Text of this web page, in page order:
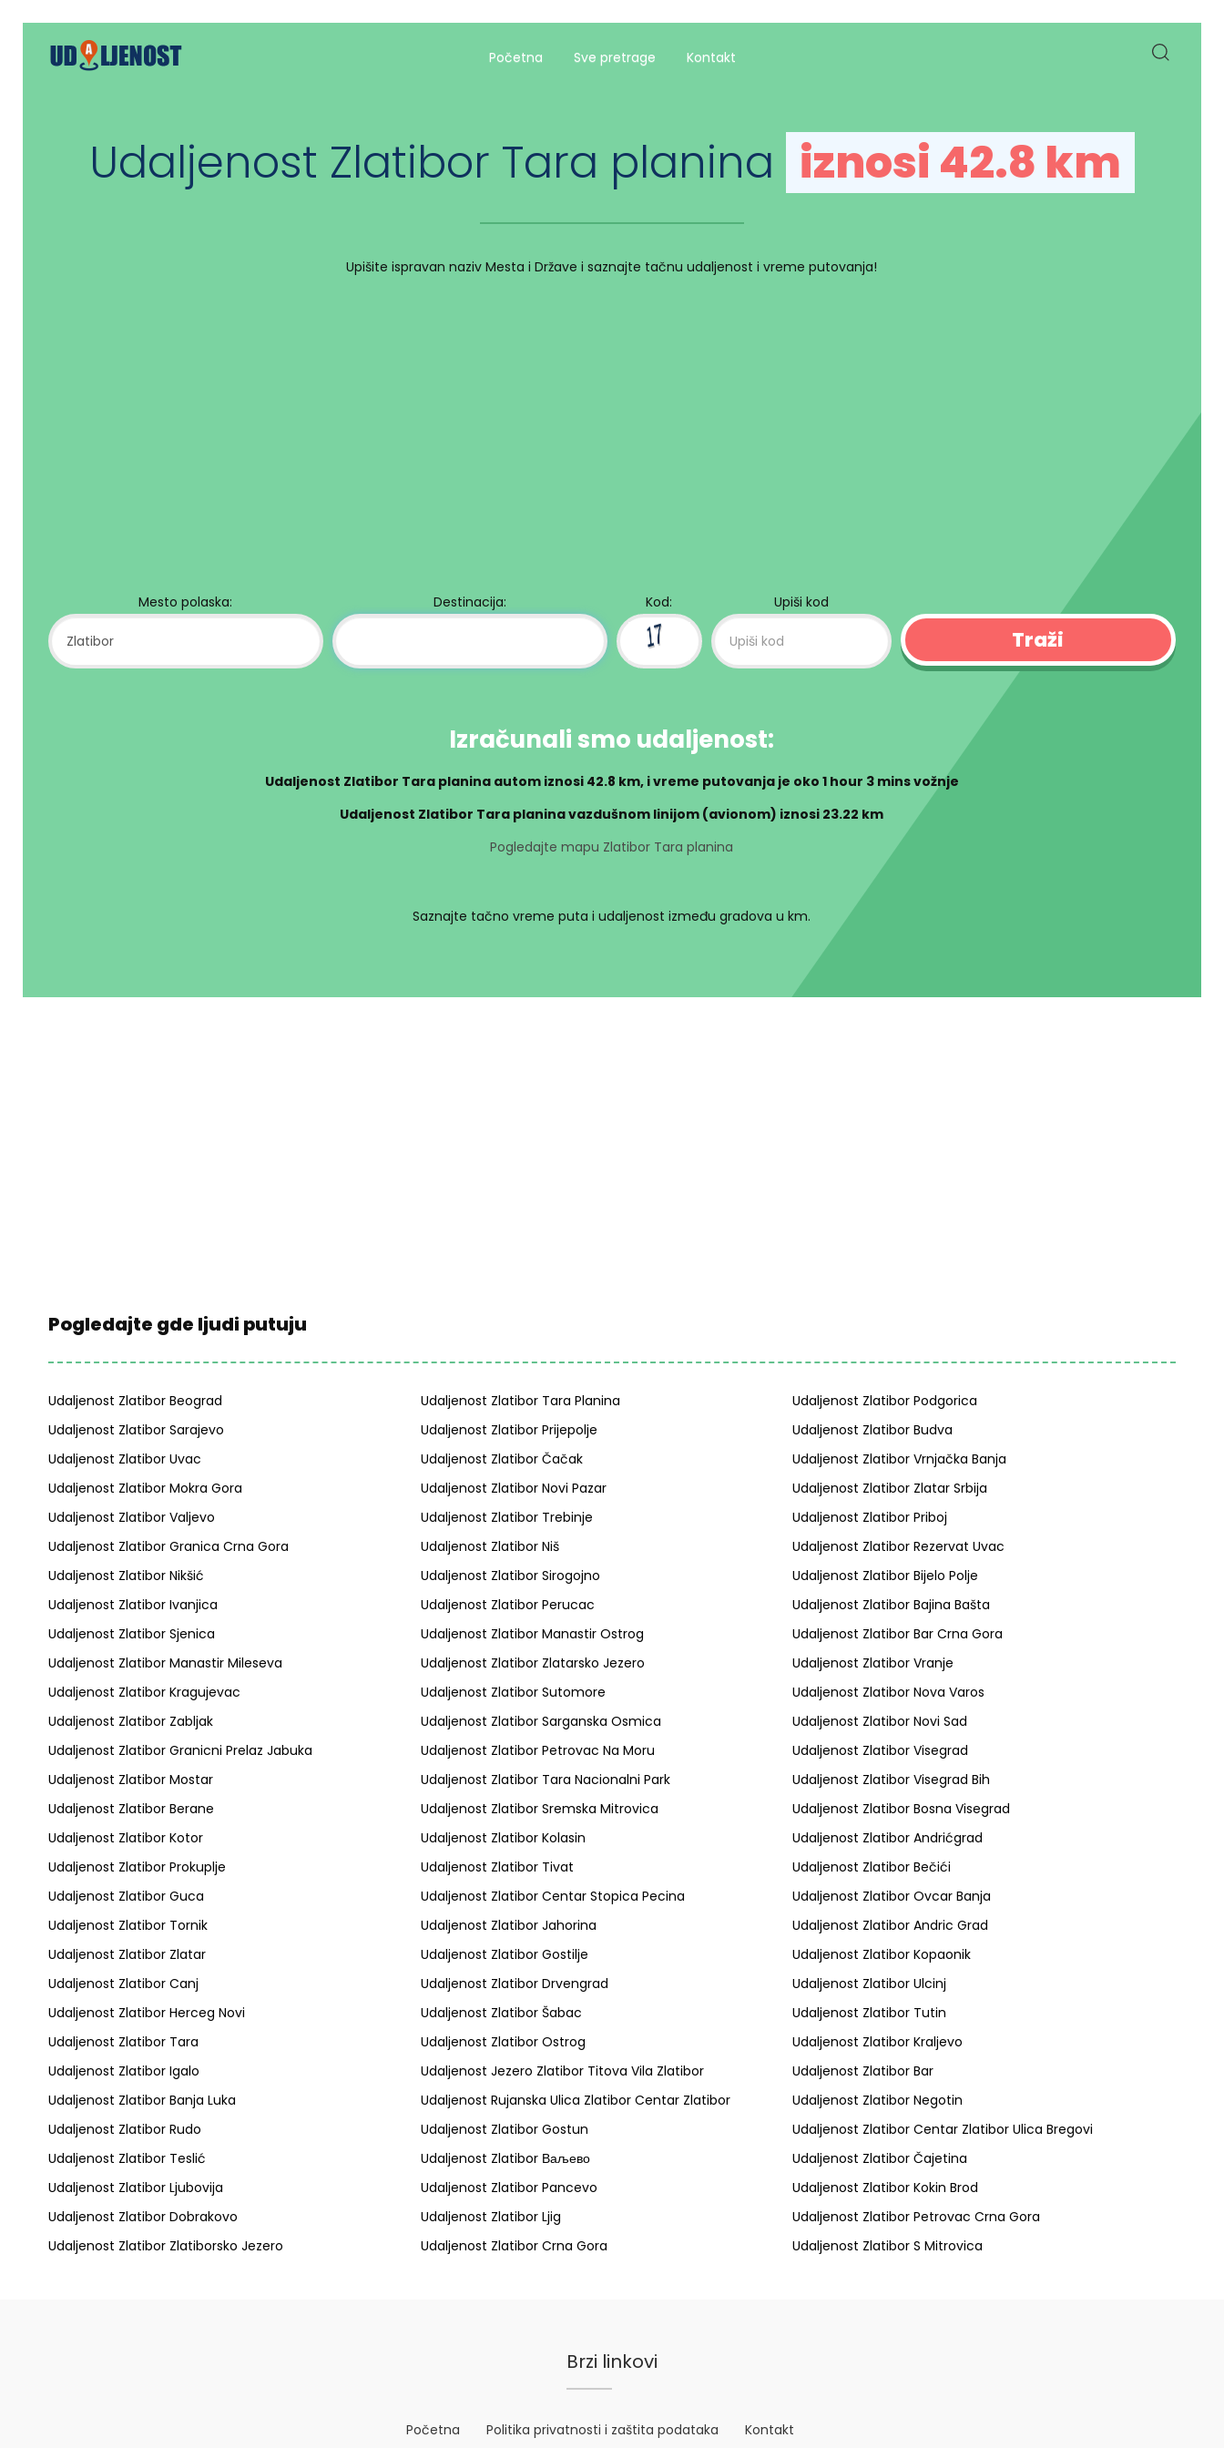
Početna Sve pretrage Kontakt
Udaljenost Zlatibor Tara planina iznosi 42.8 km
Upišite ispravan naziv Mesta i Države i saznajte tačnu udaljenost i vreme putovanja!
Mesto polaska: Destinacija: Kod: Upiši kod
Izračunali smo udaljenost:
Udaljenost Zlatibor Tara planina autom iznosi 42.8 km, i vreme putovanja je oko 1 hour 3 minsvožnje
Udaljenost Zlatibor Tara planina vazdušnom linijom (avionom) iznosi 23.22 km
Pogledajte mapu Zlatibor Tara planina
Saznajte tačno vreme puta i udaljenost između gradova u km.
Pogledajte gde ljudi putuju
Udaljenost Zlatibor Beograd Udaljenost Zlatibor Tara Planina
Udaljenost Zlatibor Podgorica
Udaljenost Zlatibor Sarajevo
Udaljenost Zlatibor Prijepolje
Udaljenost Zlatibor Budva
Udaljenost Zlatibor Uvac
Udaljenost Zlatibor Čačak
Udaljenost Zlatibor Vrnjačka Banja
Udaljenost Zlatibor Mokra Gora
Udaljenost Zlatibor Novi Pazar
Udaljenost Zlatibor Zlatar Srbija
Udaljenost Zlatibor Valjevo
Udaljenost Zlatibor Trebinje
Udaljenost Zlatibor Priboj
Udaljenost Zlatibor Granica Crna Gora
Udaljenost Zlatibor Niš
Udaljenost Zlatibor Rezervat Uvac
Udaljenost Zlatibor Nikšić
Udaljenost Zlatibor Sirogojno
Udaljenost Zlatibor Bijelo Polje
Udaljenost Zlatibor Ivanjica
Udaljenost Zlatibor Perucac
Udaljenost Zlatibor Bajina Bašta
Udaljenost Zlatibor Sjenica
Udaljenost Zlatibor Manastir Ostrog
Udaljenost Zlatibor Bar Crna Gora
Udaljenost Zlatibor Manastir Mileseva
Udaljenost Zlatibor Zlatarsko Jezero
Udaljenost Zlatibor Vranje
Udaljenost Zlatibor Kragujevac
Udaljenost Zlatibor Sutomore
Udaljenost Zlatibor Nova Varos
Udaljenost Zlatibor Zabljak
Udaljenost Zlatibor Sarganska Osmica
Udaljenost Zlatibor Novi Sad
Udaljenost Zlatibor Granicni Prelaz Jabuka
Udaljenost Zlatibor Petrovac Na Moru
Udaljenost Zlatibor Visegrad
Udaljenost Zlatibor Mostar
Udaljenost Zlatibor Tara Nacionalni Park
Udaljenost Zlatibor Visegrad Bih
Udaljenost Zlatibor Berane
Udaljenost Zlatibor Sremska Mitrovica
Udaljenost Zlatibor Bosna Visegrad
Udaljenost Zlatibor Kotor
Udaljenost Zlatibor Kolasin
Udaljenost Zlatibor Andrićgrad
Udaljenost Zlatibor Prokuplje
Udaljenost Zlatibor Tivat
Udaljenost Zlatibor Bečići
Udaljenost Zlatibor Guca
Udaljenost Zlatibor Centar Stopica Pecina
Udaljenost Zlatibor Ovcar Banja
Udaljenost Zlatibor Tornik
Udaljenost Zlatibor Jahorina
Udaljenost Zlatibor Andric Grad
Udaljenost Zlatibor Zlatar
Udaljenost Zlatibor Gostilje
Udaljenost Zlatibor Kopaonik
Udaljenost Zlatibor Canj
Udaljenost Zlatibor Drvengrad
Udaljenost Zlatibor Ulcinj
Udaljenost Zlatibor Herceg Novi
Udaljenost Zlatibor Šabac
Udaljenost Zlatibor Tutin
Udaljenost Zlatibor Tara
Udaljenost Zlatibor Ostrog
Udaljenost Zlatibor Kraljevo
Udaljenost Zlatibor Igalo
Udaljenost Jezero Zlatibor Titova Vila Zlatibor
Udaljenost Zlatibor Bar
Udaljenost Zlatibor Banja Luka
Udaljenost Rujanska Ulica Zlatibor Centar Zlatibor
Udaljenost Zlatibor Negotin
Udaljenost Zlatibor Rudo
Udaljenost Zlatibor Gostun
Udaljenost Zlatibor Centar Zlatibor Ulica Bregovi
Udaljenost Zlatibor Teslić
Udaljenost Zlatibor Ваљево
Udaljenost Zlatibor Čajetina
Udaljenost Zlatibor Ljubovija
Udaljenost Zlatibor Pancevo
Udaljenost Zlatibor Kokin Brod
Udaljenost Zlatibor Dobrakovo
Udaljenost Zlatibor Ljig
Udaljenost Zlatibor Petrovac Crna Gora
Udaljenost Zlatibor Zlatiborsko Jezero
Udaljenost Zlatibor Crna Gora Udaljenost Zlatibor S Mitrovica
Brzi linkovi
Početna Politika privatnosti i zaštita podataka Kontakt